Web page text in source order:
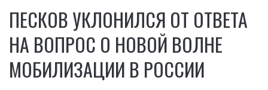
ПЕСКОВ УКЛОНИЛСЯ ОТ ОТВЕТА
НА ВОПРОС О НОВОЙ ВОЛНЕ
МОБИЛИЗАЦИИ В РОССИИ